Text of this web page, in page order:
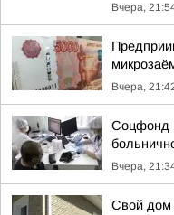
Вчера,
Вчера,
Соцфонд
Вчера,
Свой дом